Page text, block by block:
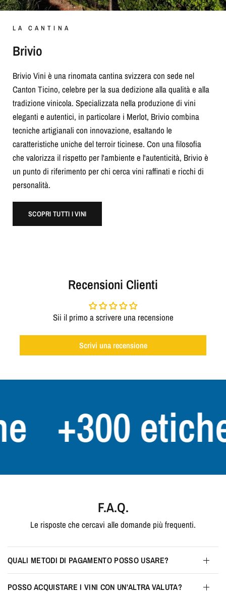
LA CANTINA
Brivio
Brivio Vini è una rinomata cantina svizzera con sede nel
Canton Ticino, celebre per la sua dedizione alla qualità e alla
tradizione vinicola. Specializzata nella produzione di vini
eleganti e autentici, in particolare i Merlot, Brivio combina
tecniche artigianali con innovazione, esaltando le
caratteristiche uniche del terroir ticinese. Con una filosofia
che valorizza il rispetto per l'ambiente e l'autenticità, Brivio è
un punto di riferimento per chi cerca vini raffinati e ricchi di
personalità.
SCOPRI TUTTI I VINI
Recensioni Clienti
Sii il primo a scrivere una recensione
Scrivi una recensione
+300
F.A.Q.
Le risposte che cercavi alle domande più frequenti.
QUALI METODI DI PAGAMENTO POSSO USARE?
POSSO ACQUISTARE I VINI CON UN'ALTRA VALUTA?